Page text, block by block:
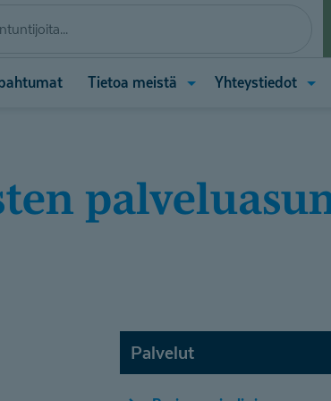
Tietoa meistä Avaa
Yhteystiedot Avaa
Palvelut